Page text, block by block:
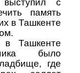
с
память
в Ташкенте
в Ташкенте
было
где